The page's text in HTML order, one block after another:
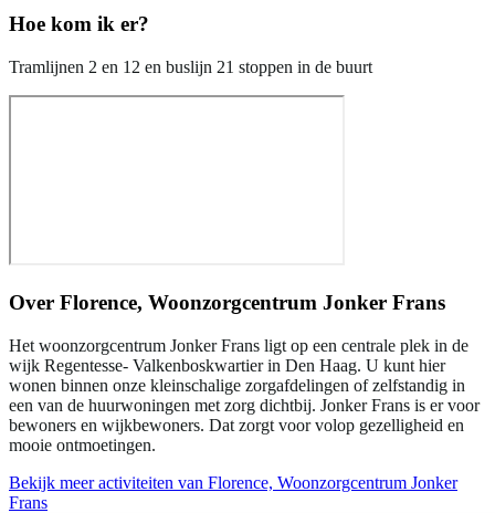
Hoe kom ik er?
Tramlijnen 2 en 12 en buslijn 21 stoppen in de buurt
Over Florence, Woonzorgcentrum Jonker Frans
Het woonzorgcentrum Jonker Frans ligt op een centrale plek in de
wijk Regentesse- Valkenboskwartier in Den Haag. U kunt hier
wonen binnen onze kleinschalige zorgafdelingen of zelfstandig in
een van de huurwoningen met zorg dichtbij. Jonker Frans is er voor
bewoners en wijkbewoners. Dat zorgt voor volop gezelligheid en
mooie ontmoetingen.
Bekijk meer activiteiten van Florence, Woonzorgcentrum Jonker
Frans